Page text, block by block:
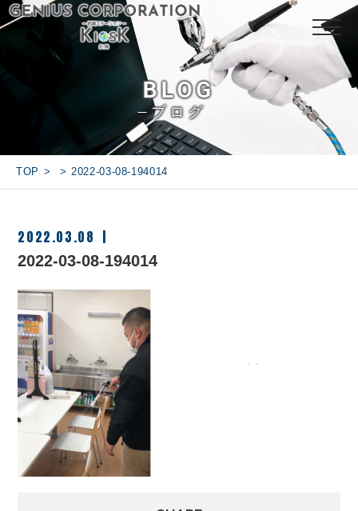
BLOG
ブログ
TOP 2022-03-08-194014
2022.03.08
2022-03-08-194014